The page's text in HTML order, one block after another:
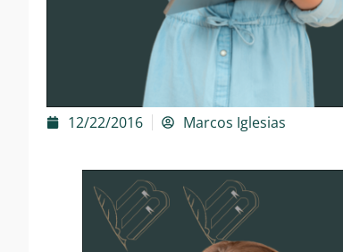
12/22/2016 Marcos Iglesias